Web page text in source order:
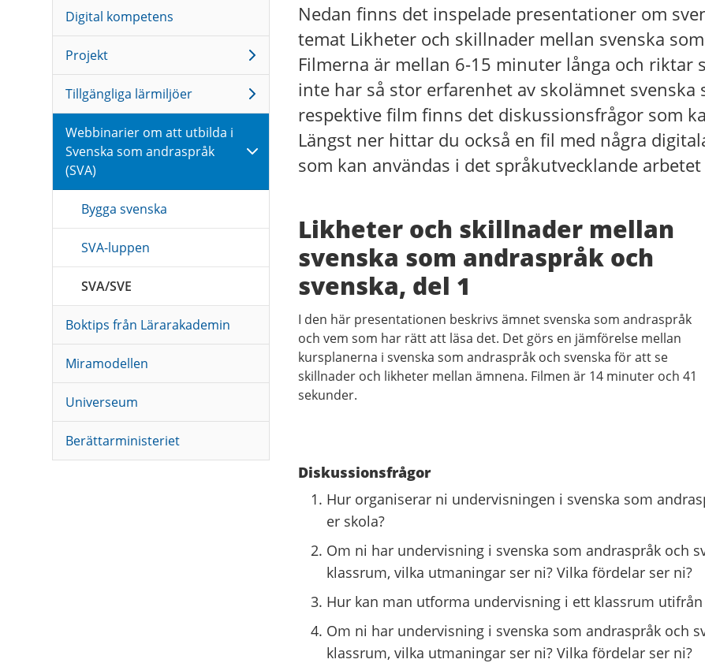
Digital kompetens
Projekt
Tillgängliga lärmiljöer
Webbinarier om att utbilda i
Svenska som andraspråk
(SVA)
Bygga svenska
SVA-luppen
SVA/SVE
Boktips från Lärarakademin
Miramodellen
Universeum
Berättarministeriet
Nedan finns det inspelade presentationer om
temat Likheter och skillnader mellan svenska
Filmerna är mellan 6-15 minuter långa och riktar
inte har så stor erfarenhet av skolämnet svenska
respektive film finns det diskussionsfrågor som
Längst ner hittar du också en fil med några
som kan användas i det språkutvecklande
Likheter och skillnader mellan
svenska som andraspråk och
svenska, del 1
I den här presentationen beskrivs ämnet svenska som andraspråk
och vem som har rätt att läsa det. Det görs en jämförelse mellan
kursplanerna i svenska som andraspråk och svenska för att se
skillnader och likheter mellan ämnena. Filmen är 14 minuter och 41
sekunder.
Diskussionsfrågor
Hur organiserar ni undervisningen i svenska som
er skola?
Om ni har undervisning i svenska som andraspråk och
klassrum, vilka utmaningar ser ni? Vilka fördelar ser ni?
Hur kan man utforma undervisning i ett klassrum
Om ni har undervisning i svenska som andraspråk och
klassrum, vilka utmaningar ser ni? Vilka fördelar ser ni?